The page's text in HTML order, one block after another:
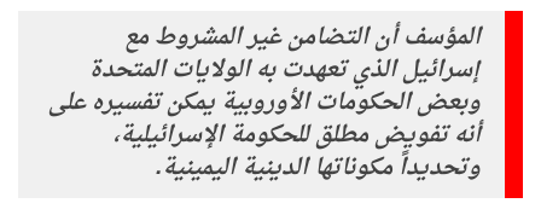
المؤسف أن التضامن غير المشروط مع
إسرائيل الذي تعهدت به الولايات المتحدة
وبعض الحكومات الأوروبية يمكن تفسيره على
أنه تفويض مطلق للحكومة الإسرائيلية،
وتحديداً مكوناتها الدينية اليمينية.